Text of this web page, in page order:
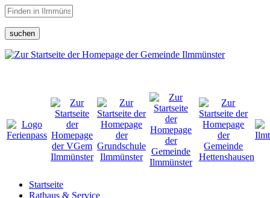
suchen
Startseite
Rathaus & Service